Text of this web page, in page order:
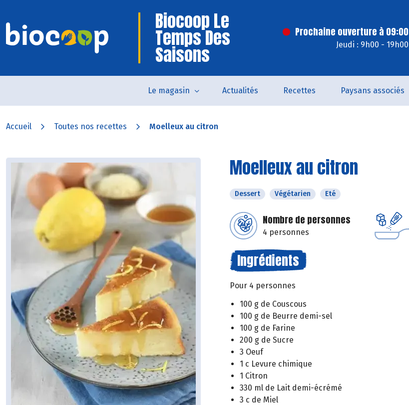
Biocoop Le
Temps Des
Saisons
Prochaine ouverture à 09:00
Jeudi : 9h00 - 19h00
Le magasin Actualités Recettes Paysans associés
Accueil Toutes nos recettes Moelleux au citron
Moelleux au citron
Dessert Végétarien Eté
Nombre de personnes
4 personnes
Ingrédients
Pour 4 personnes
100 g de Couscous
100 g de Beurre demi-sel
100 g de Farine
200 g de Sucre
3 Oeuf
1 c Levure chimique
1 Citron
330 ml de Lait demi-écrémé
3 c de Miel